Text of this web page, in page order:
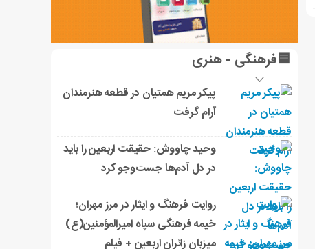
🟦فرهنگی - هنری
پیکر مریم همتیان در قطعه هنرمندان
آرام گرفت
وحید چاووش: حقیقت اربعین را باید
در دل آدم‌ها جست‌وجو کرد
روایت فرهنگ و ایثار در مرز مهران؛
خیمه فرهنگی سپاه امیرالمؤمنین(ع)
میزبان زائران اربعین + فیلم